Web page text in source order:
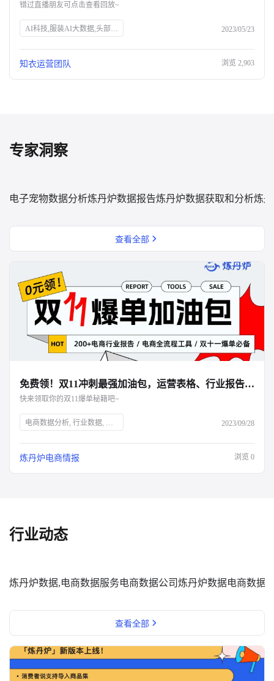
错过直播朋友可点击查看回放~
AI科技,服装AI大数据,头部企业,知衣科技,官网SEO 2023/05/23
知衣运营团队 浏览 2,903
专家洞察
电子宠物数据分析炼丹炉数据报告炼丹炉数据获取和分析炼
查看全部
免费领！双11冲刺最强加油包，运营表格、行业报告、面试资料全都有！
快来领取你的双11爆单秘籍吧~
电商数据分析, 行业数据, 品牌数据, 店铺数据, 商品数据, 炼丹炉, 双十一大促, 运营表格, 行业报告, 面试资料, 电商干货包, 免费领取, 大促销售目标规划, 流量渠道复盘, 会员数据复盘, 电商部门绩效晋升, 电商运营利润分析, 出入库明细登记, 库存预警, 电商推广运营计划, 店铺运营每日流水记账, 店铺运营成本统计, 数据洞察, 市场消费趋势, 数字化驱动, 佛系经济, 大健康趋势, 护肤品功能性原料, 户外行业机会点, 男士护肤, 演出经济增长, 年轻人观察 2023/09/28
炼丹炉电商情报 浏览 0
行业动态
炼丹炉数据,电商数据服务电商数据公司炼丹炉数据电商数据
查看全部